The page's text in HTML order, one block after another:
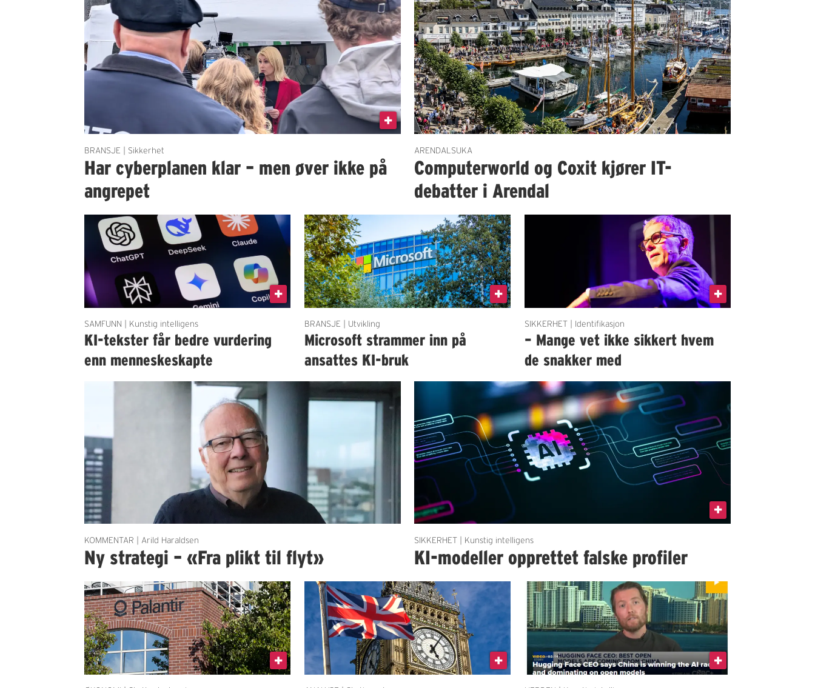
BRANSJE | Sikkerhet
Har cyberplanen klar – men øver ikke på
angrepet
ARENDALSUKA
Computerworld og Coxit kjører IT-
debatter i Arendal
SAMFUNN | Kunstig intelligens
KI-tekster får bedre vurdering
enn menneskeskapte
BRANSJE | Utvikling
Microsoft strammer inn på
ansattes KI-bruk
SIKKERHET | Identifikasjon
– Mange vet ikke sikkert hvem
de snakker med
KOMMENTAR | Arild Haraldsen
Ny strategi – «Fra plikt til flyt»
SIKKERHET | Kunstig intelligens
KI-modeller opprettet falske profiler